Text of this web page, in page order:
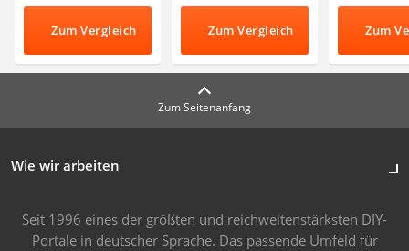
Zum Vergleich Zum Vergleich Zum
Zum Seitenanfang
Wie wir arbeiten
Seit 1996 eines der größten und reichweitenstärksten DIY-
Portale in deutscher Sprache. Das passende Umfeld für